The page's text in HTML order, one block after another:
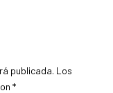
publicada. Los
*